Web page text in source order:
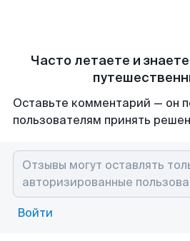
Часто летаете и
Оставьте комментарий — он
пользователям принять
Войти